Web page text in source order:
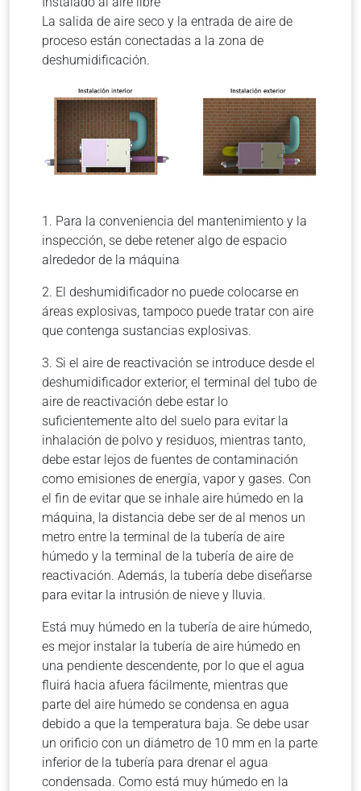
La salida de aire seco y la entrada de aire de
proceso están conectadas a la zona de
deshumidificación.
1. Para la conveniencia del mantenimiento y la
inspección, se debe retener algo de espacio
alrededor de la máquina
2. El deshumidificador no puede colocarse en
áreas explosivas, tampoco puede tratar con aire
que contenga sustancias explosivas.
3. Si el aire de reactivación se introduce desde el
deshumidificador exterior, el terminal del tubo de
aire de reactivación debe estar lo
suficientemente alto del suelo para evitar la
inhalación de polvo y residuos, mientras tanto,
debe estar lejos de fuentes de contaminación
como emisiones de energía, vapor y gases. Con
el fin de evitar que se inhale aire húmedo en la
máquina, la distancia debe ser de al menos un
metro entre la terminal de la tubería de aire
húmedo y la terminal de la tubería de aire de
reactivación. Además, la tubería debe diseñarse
para evitar la intrusión de nieve y lluvia.
Está muy húmedo en la tubería de aire húmedo,
es mejor instalar la tubería de aire húmedo en
una pendiente descendente, por lo que el agua
fluirá hacia afuera fácilmente, mientras que
parte del aire húmedo se condensa en agua
debido a que la temperatura baja. Se debe usar
un orificio con un diámetro de 10 mm en la parte
inferior de la tubería para drenar el agua
condensada. Como está muy húmedo en la